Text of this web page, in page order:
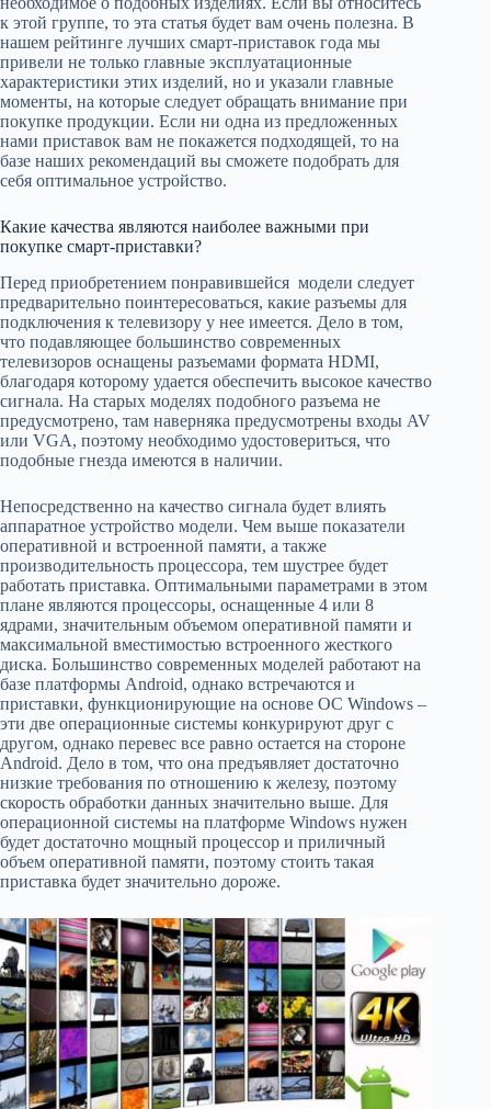
к этой группе, то эта статья будет вам очень полезна. В
нашем рейтинге лучших смарт-приставок года мы
привели не только главные эксплуатационные
характеристики этих изделий, но и указали главные
моменты, на которые следует обращать внимание при
покупке продукции. Если ни одна из предложенных
нами приставок вам не покажется подходящей, то на
базе наших рекомендаций вы сможете подобрать для
себя оптимальное устройство.
Какие качества являются наиболее важными при
покупке смарт-приставки?
Перед приобретением понравившейся модели следует
предварительно поинтересоваться, какие разъемы для
подключения к телевизору у нее имеется. Дело в том,
что подавляющее большинство современных
телевизоров оснащены разъемами формата HDMI,
благодаря которому удается обеспечить высокое качество
сигнала. На старых моделях подобного разъема не
предусмотрено, там наверняка предусмотрены входы AV
или VGA, поэтому необходимо удостовериться, что
подобные гнезда имеются в наличии.
Непосредственно на качество сигнала будет влиять
аппаратное устройство модели. Чем выше показатели
оперативной и встроенной памяти, а также
производительность процессора, тем шустрее будет
работать приставка. Оптимальными параметрами в этом
плане являются процессоры, оснащенные 4 или 8
ядрами, значительным объемом оперативной памяти и
максимальной вместимостью встроенного жесткого
диска. Большинство современных моделей работают на
базе платформы Android, однако встречаются и
приставки, функционирующие на основе ОС Windows –
эти две операционные системы конкурируют друг с
другом, однако перевес все равно остается на стороне
Android. Дело в том, что она предъявляет достаточно
низкие требования по отношению к железу, поэтому
скорость обработки данных значительно выше. Для
операционной системы на платформе Windows нужен
будет достаточно мощный процессор и приличный
объем оперативной памяти, поэтому стоить такая
приставка будет значительно дороже.